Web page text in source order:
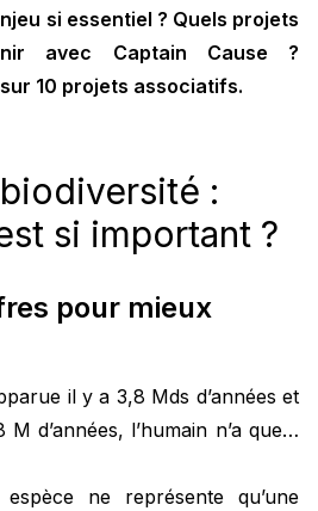
si essentiel ? Quels projets
avec Captain Cause ?
10 projets associatifs.
:
si important ?
pour mieux
il y a 3,8 Mds d’années et
d’années, l’humain n’a que…
ne représente qu’une